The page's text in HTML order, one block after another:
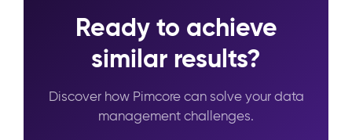
Ready to achieve
similar results?
Discover how Pimcore can solve your data
management challenges.